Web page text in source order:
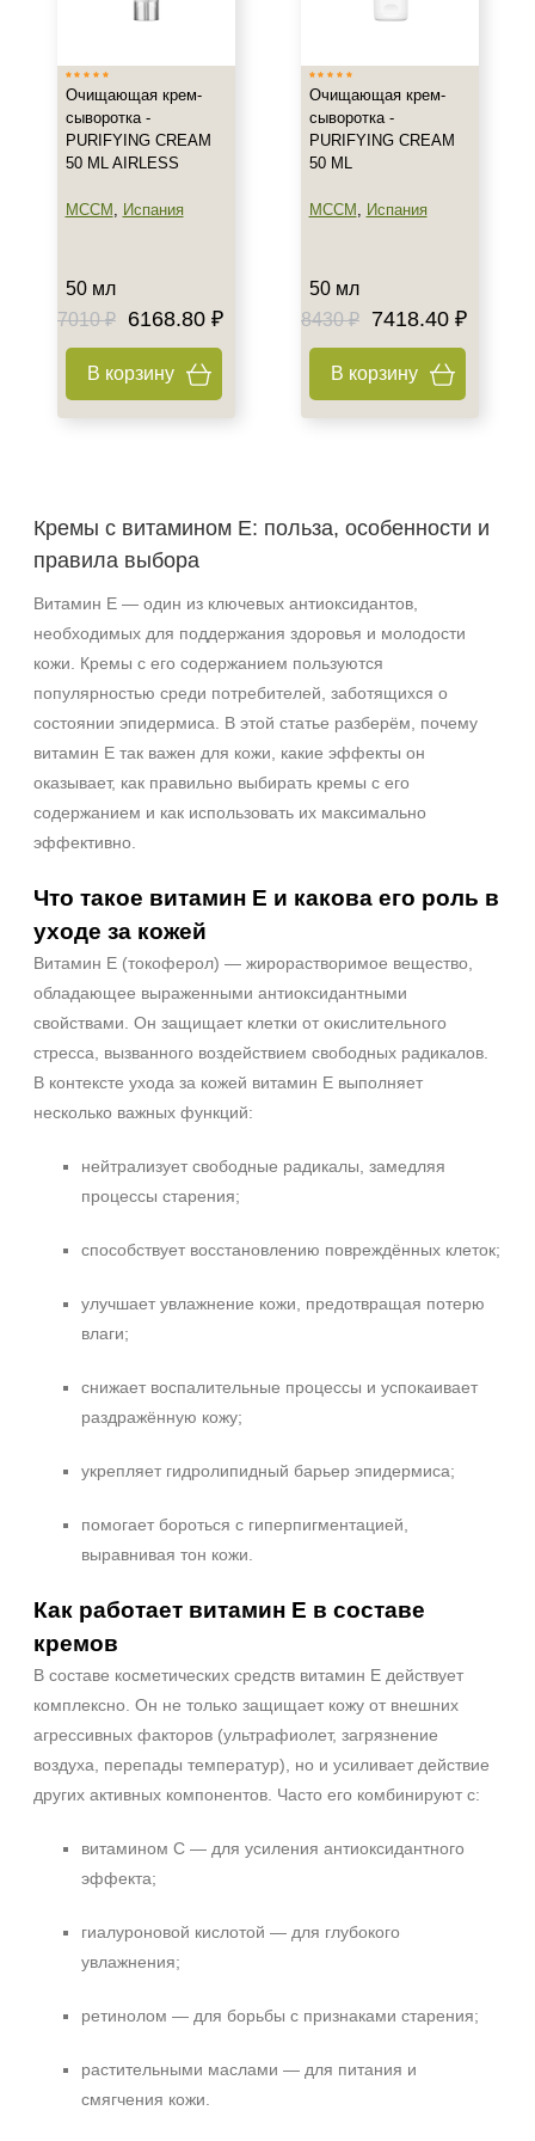
Тип товара
Крем
Гель
Масло
Класс косметики
Домашняя
Профессиональная
Тип кожи
Зрелая
Показать еще
Возраст
Любой возраст
Действие
Восстановление
Обезжиривание
Показать еще
Назначение против
Акне
Возрастные изменения
Воспаление
Показать еще
Результат
Гладкость
Показать еще
Веки
Губы
100 мл
120 мл
Показать еще
Витамин E
AHA-кислоты
Вечер
Демакияж
Очищающая крем-
сыворотка -
PURIFYING CREAM
50 ML AIRLESS
MCCM , Испания
50 мл
7010 ₽
6168.80 ₽
В корзину
Очищающая крем-
сыворотка -
PURIFYING CREAM
50 ML
MCCM , Испания
50 мл
8430 ₽
7418.40 ₽
В корзину
Кремы с витамином E: польза, особенности и
правила выбора
Витамин E — один из ключевых антиоксидантов,
необходимых для поддержания здоровья и молодости
кожи. Кремы с его содержанием пользуются
популярностью среди потребителей, заботящихся о
состоянии эпидермиса. В этой статье разберём, почему
витамин E так важен для кожи, какие эффекты он
оказывает, как правильно выбирать кремы с его
содержанием и как использовать их максимально
эффективно.
Что такое витамин E и какова его роль в
уходе за кожей
Витамин E (токоферол) — жирорастворимое вещество,
обладающее выраженными антиоксидантными
свойствами. Он защищает клетки от окислительного
стресса, вызванного воздействием свободных радикалов.
В контексте ухода за кожей витамин E выполняет
несколько важных функций:
нейтрализует свободные радикалы, замедляя
процессы старения;
способствует восстановлению повреждённых клеток;
улучшает увлажнение кожи, предотвращая потерю
влаги;
снижает воспалительные процессы и успокаивает
раздражённую кожу;
укрепляет гидролипидный барьер эпидермиса;
помогает бороться с гиперпигментацией,
выравнивая тон кожи.
Как работает витамин E в составе
кремов
В составе косметических средств витамин E действует
комплексно. Он не только защищает кожу от внешних
агрессивных факторов (ультрафиолет, загрязнение
воздуха, перепады температур), но и усиливает действие
других активных компонентов. Часто его комбинируют с:
витамином C — для усиления антиоксидантного
эффекта;
гиалуроновой кислотой — для глубокого
увлажнения;
ретинолом — для борьбы с признаками старения;
растительными маслами — для питания и
смягчения кожи.